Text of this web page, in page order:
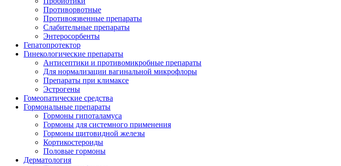
Противорвотные
Противоязвенные препараты
Слабительные препараты
Энтеросорбенты
Гепатопротектор
Гинекологические препараты
Антисептики и противомикробные препараты
Для нормализации вагинальной микрофлоры
Препараты при климаксе
Эстрогены
Гомеопатические средства
Гормональные препараты
Гормоны гипоталамуса
Гормоны для системного применения
Гормоны щитовидной железы
Кортикостероиды
Половые гормоны
Дерматология